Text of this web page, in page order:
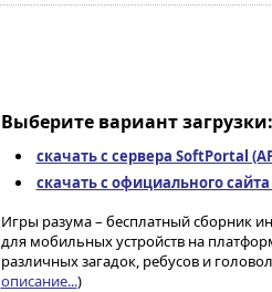
Выберите вариант загрузки:
скачать с сервера SoftPortal
скачать с официального сайта
Игры разума – бесплатный сборник
для мобильных устройств на
различных загадок, ребусов и
описание...)